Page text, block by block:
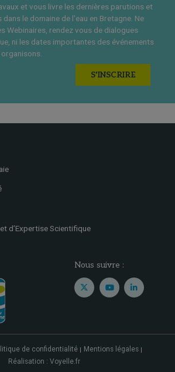
et vous livre les dernières parutions et
dans le domaine de l'eau en Bretagne. Ne
Webinaires, rendez vous de dialogues
ni les dates importantes des événements
S'INSCRIRE
d’Expertise Scientifique
Nous suivre :
de confidentialité
Mentions légales
Réalisation : Voyelle.fr